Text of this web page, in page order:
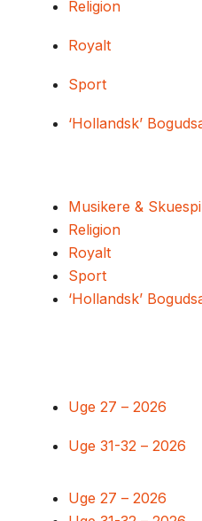
Religion
Royalt
Sport
‘Hollandsk’
Musikere &
Religion
Royalt
Sport
‘Hollandsk’
Uge 27 – 2026
Uge 31-32 – 2026
Uge 27 – 2026